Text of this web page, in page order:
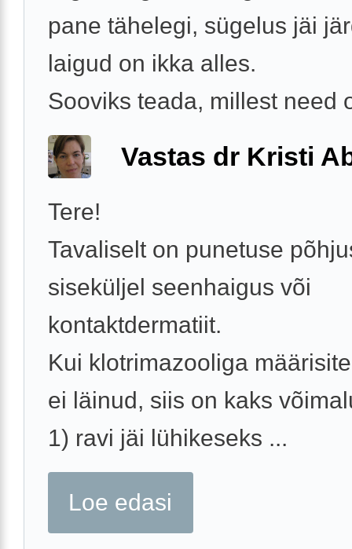
pane tähelegi, sügelus jäi
laigud on ikka alles.
Sooviks teada, millest need
Vastas dr Kristi
Tere!
Tavaliselt on punetuse
siseküljel seenhaigus või
kontaktdermatiit.
Kui klotrimazooliga
ei läinud, siis on kaks
1) ravi jäi lühikeseks ...
Loe edasi